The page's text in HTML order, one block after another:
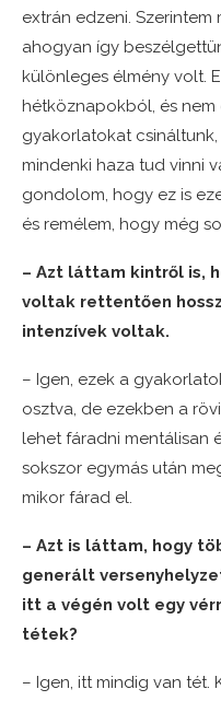
extrán edzeni.
ahogyan így
különleges élmény volt.
hétköznapokból, és
gyakorlatokat
mindenki haza tud vinni
gondolom, hogy ez is
és remélem, hogy még
– Azt láttam kintről is,
voltak rettentően
intenzívek voltak.
– Igen, ezek a
osztva, de ezekben a
lehet fáradni mentálisan
sokszor egymás után
mikor fárad el.
– Azt is láttam, hogy
generált
itt a végén volt egy
tétek?
– Igen, itt mindig van tét.